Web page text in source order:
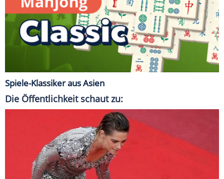
Spiele-Klassiker aus Asien
Die Öffentlichkeit schaut zu: